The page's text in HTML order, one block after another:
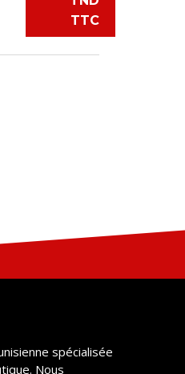
TTC
spécialisée
Nous